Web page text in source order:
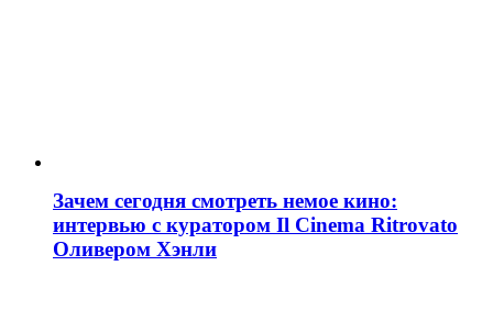
Зачем сегодня смотреть немое кино:
интервью с куратором Il Cinema Ritrovato
Оливером Хэнли